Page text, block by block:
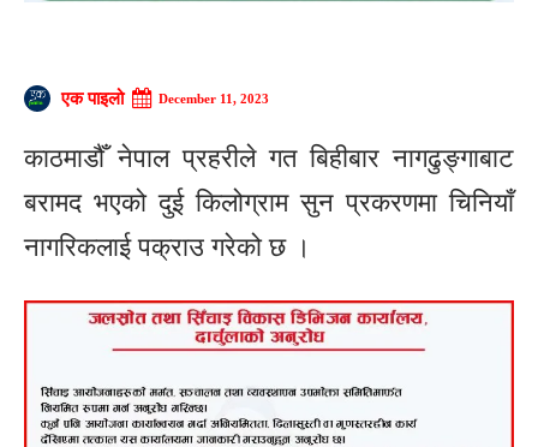
एक पाइलो December 11, 2023
काठमाडौँ नेपाल प्रहरीले गत बिहीबार नागढुङ्गाबाट
बरामद भएको दुई किलोग्राम सुन प्रकरणमा चिनियाँ
नागरिकलाई पक्राउ गरेको छ ।